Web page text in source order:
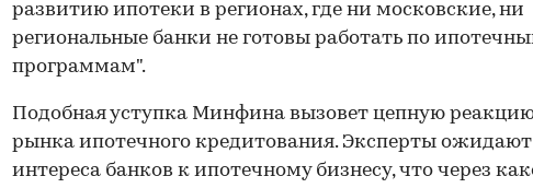
развитию ипотеки в регионах, где ни московские, ни
региональные банки не готовы работать по
программам".
Подобная уступка Минфина вызовет цепную
рынка ипотечного кредитования. Эксперты
интереса банков к ипотечному бизнесу, что через